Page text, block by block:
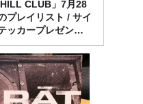
CLUB」7月28
プレイリスト / サイ
ッカープレゼント